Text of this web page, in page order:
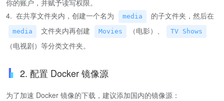
你的账户，并赋予读写权限。
4. 在共享文件夹内，创建一个名为
media 的子文件夹，然后在
media 文件夹内再创建 Movies （电影）、 TV Shows
（电视剧）等分类文件夹。
2. 配置 Docker 镜像源
为了加速 Docker 镜像的下载，建议添加国内的镜像源：